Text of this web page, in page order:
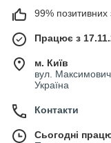
99% позитивних
Працює з
м. Київ
вул.
Україна
Контакти
Сьогодні